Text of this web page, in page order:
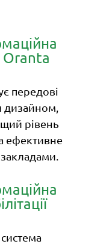
передові
дизайном,
рівень
ефективне